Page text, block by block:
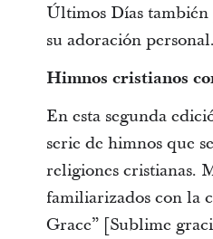
Últimos Días
su adoración personal.
Himnos cristianos
En esta segunda
serie de himnos que
religiones cristianas.
familiarizados con la
Grace” [Sublime